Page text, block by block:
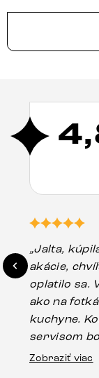
„Jalta,
akácie,
oplatilo sa.
ako na
kuchyne.
servisom
stola bolo
Zobraziť viac